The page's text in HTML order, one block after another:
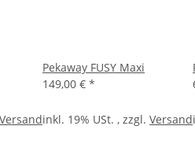
Versand
Pekaway FUSY Maxi
149,00 € *
inkl. 19% USt. , zzgl. Versand